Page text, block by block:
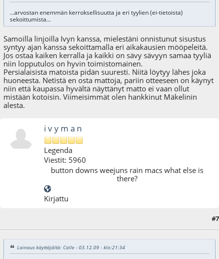
...arvostan enemmän kerroksellisuutta ja eri tyylien (ei-tietoista)
sekoittumista...
Samoilla linjoilla Ivyn kanssa, mielestäni onnistunut sisustus
syntyy ajan kanssa sekoittamalla eri aikakausien mööpeleitä.
Jos ostaa kaiken kerralla ja kaikki on sävy sävyyn samaa tyyliä
niin lopputulos on hyvin toimistomainen.
Persialaisista matoista pidän suuresti. Niitä löytyy lähes joka
huoneesta. Netistä en osta mattoja, pariin otteeseen on käynyt
niin että kaupassa hyvältä näyttänyt matto ei vaan ollut
mistään kotoisin. Viimeisimmät olen hankkinut Mäkelinin
alesta.
i v y m a n
Legenda
Viestit: 5960
button downs weejuns rain macs what else is
there?
Kirjattu
#7
Lainaus käyttäjältä: Calle - 03.12.09 - klo:21:34